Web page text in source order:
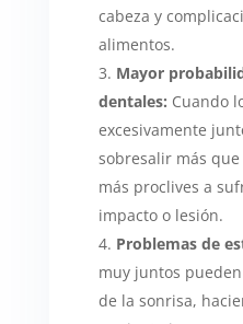
cabeza y
alimentos.
Mayor
dentales: Cuando
excesivamente
sobresalir más
más proclives a
impacto o lesión.
Problemas de
muy juntos
de la sonrisa,